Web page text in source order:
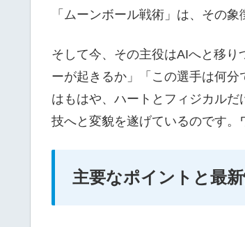
「ムーンボール戦術」は、その象
そして今、その主役はAIへと移
ーが起きるか」「この選手は何
はもはや、ハートとフィジカル
技へと変貌を遂げているのです。
主要なポイントと最